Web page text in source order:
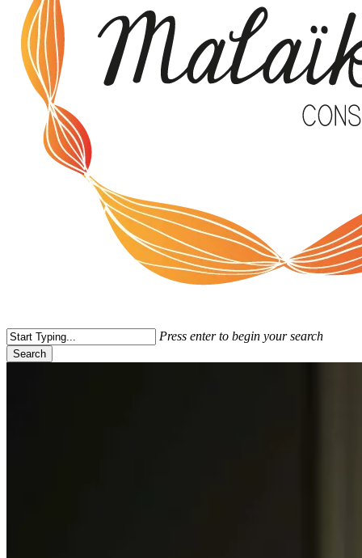
Press enter to begin your search
Search